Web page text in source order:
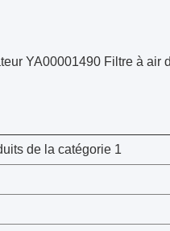
YA00001490 Filtre à
de la catégorie 1